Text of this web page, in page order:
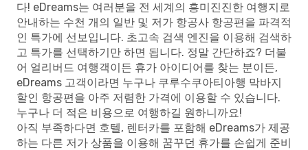
다! eDreams는 여러분을 전 세계의 흥미진진한 여행지로
안내하는 수천 개의 일반 및 저가 항공사 항공편을 파격적
인 특가에 선보입니다. 초고속 검색 엔진을 이용해 검색하
고 특가를 선택하기만 하면 됩니다. 정말 간단하죠? 더불
어 얼리버드 여행객이든 휴가 아이디어를 찾는 분이든,
eDreams 고객이라면 누구나 쿠루수쿠아티아행 막바지
할인 항공편을 아주 저렴한 가격에 이용할 수 있습니다.
누구나 더 적은 비용으로 여행하길 원하니까요!
아직 부족하다면 호텔, 렌터카를 포함해 eDreams가 제공
하는 다른 저가 상품을 이용해 꿈꾸던 휴가를 손쉽게 준비